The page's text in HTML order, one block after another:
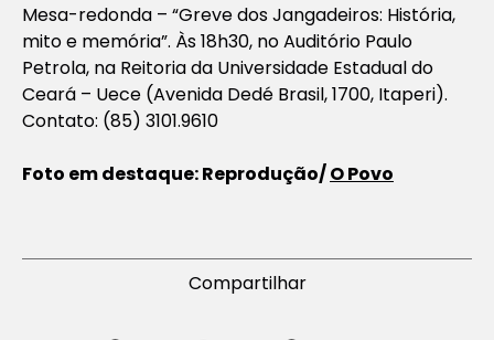
Mesa-redonda – “Greve dos Jangadeiros: História,
mito e memória”. Às 18h30, no Auditório Paulo
Petrola, na Reitoria da Universidade Estadual do
Ceará – Uece (Avenida Dedé Brasil, 1700, Itaperi).
Contato: (85) 3101.9610
Foto em destaque: Reprodução/O Povo
Compartilhar